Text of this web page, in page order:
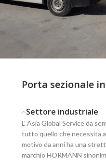
Porta sezionale
Settore industriale
L’ Asia Global Service da
tutto quello che necessita
motivo da anni ha una
marchio HORMANN